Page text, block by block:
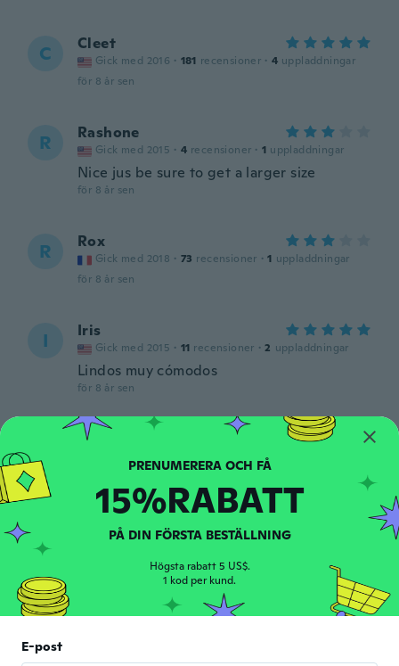
C Cleet
Gick med 2016 · 181 recensioner · 4 uppladdningar
för 8 år sen
R Rashone
Gick med 2015 · 4 recensioner · 1 uppladdningar
Nice jus be sure to get a larger size
för 8 år sen
R Rox
Gick med 2018 · 73 recensioner · 1 uppladdningar
för 8 år sen
I Iris
Gick med 2015 · 11 recensioner · 2 uppladdningar
Lindos muy cómodos
för 8 år sen
Dylan
N Natalia
Alexie
PRENUMERERA OCH FÅ
15%RABATT
PÅ DIN FÖRSTA BESTÄLLNING
Högsta rabatt 5 US$.
1 kod per kund.
E-post